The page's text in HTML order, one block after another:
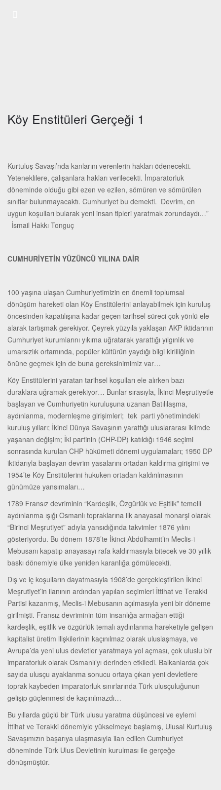
Köy Enstitüleri Gerçeği 1
Kurtuluş Savaşı’nda kanlarını verenlerin hakları ödenecekti.
Yeteneklilere, çalışanlara hakları verilecekti. İmparatorluk
döneminde olduğu gibi ezen ve ezilen, sömüren ve sömürülen
sınıflar bulunmayacaktı. Cumhuriyet bu demekti. Devrim, en
uygun koşulları bularak yeni insan tipleri yaratmak zorundaydı…”
İsmail Hakkı Tonguç
CUMHURİYETİN YÜZÜNCÜ YILINA DAİR
100 yaşına ulaşan Cumhuriyetimizin en önemli toplumsal
dönüşüm hareketi olan Köy Enstitülerini anlayabilmek için kuruluş
öncesinden kapatılışına kadar geçen tarihsel süreci çok yönlü ele
alarak tartışmak gerekiyor. Çeyrek yüzyıla yaklaşan AKP iktidarının
Cumhuriyet kurumlarını yıkıma uğratarak yarattığı yılgınlık ve
umarsızlık ortamında, popüler kültürün yaydığı bilgi kirliliğinin
önüne geçmek için de buna gereksinimimiz var…
Köy Enstitülerini yaratan tarihsel koşulları ele alırken bazı
duraklara uğramak gerekiyor… Bunlar sırasıyla, İkinci Meşrutiyetle
başlayan ve Cumhuriyetin kuruluşuna uzanan Batılılaşma,
aydınlanma, modernleşme girişimleri; tek parti yönetimindeki
kuruluş yılları; İkinci Dünya Savaşının yarattığı uluslararası iklimde
yaşanan değişim; İki partinin (CHP-DP) katıldığı 1946 seçimi
sonrasında kurulan CHP hükümeti dönemi uygulamaları; 1950 DP
iktidarıyla başlayan devrim yasalarını ortadan kaldırma girişimi ve
1954’te Köy Enstitülerini hukuken ortadan kaldırılmasının
günümüze yansımaları…
1789 Fransız devriminin “Kardeşlik, Özgürlük ve Eşitlik” temelli
aydınlanma ışığı Osmanlı topraklarına ilk anayasal monarşi olarak
“Birinci Meşrutiyet” adıyla yansıdığında takvimler 1876 yılını
gösteriyordu. Bu dönem 1878’te İkinci Abdülhamit’in Meclis-i
Mebusanı kapatıp anayasayı rafa kaldırmasıyla bitecek ve 30 yıllık
baskı dönemiyle ülke yeniden karanlığa gömülecekti.
Dış ve iç koşulların dayatmasıyla 1908’de gerçekleştirilen İkinci
Meşrutiyet’in ilanının ardından yapılan seçimleri İttihat ve Terakki
Partisi kazanmış, Meclis-i Mebusanın açılmasıyla yeni bir döneme
girilmişti. Fransız devriminin tüm insanlığa armağan ettiği
kardeşlik, eşitlik ve özgürlük temalı aydınlanma hareketiyle gelişen
kapitalist üretim ilişkilerinin kaçınılmaz olarak uluslaşmaya, ve
Avrupa’da yeni ulus devletler yaratmaya yol açması, çok uluslu bir
imparatorluk olarak Osmanlı’yı derinden etkiledi. Balkanlarda çok
sayıda ulusçu ayaklanma sonucu ortaya çıkan yeni devletlere
toprak kaybeden imparatorluk sınırlarında Türk ulusçuluğunun
gelişip güçlenmesi de kaçınılmazdı…
Bu yıllarda güçlü bir Türk ulusu yaratma düşüncesi ve eylemi
İttihat ve Terakki dönemiyle yükselmeye başlamış, Ulusal Kurtuluş
Savaşımızın başarıya ulaşmasıyla ilan edilen Cumhuriyet
döneminde Türk Ulus Devletinin kurulması ile gerçeğe
dönüşmüştür.